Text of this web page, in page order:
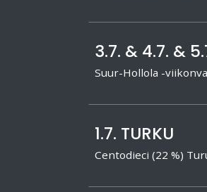
3.7. & 4.7. &
Suur-Hollola -
1.7. TURKU
Centodieci (22 %)